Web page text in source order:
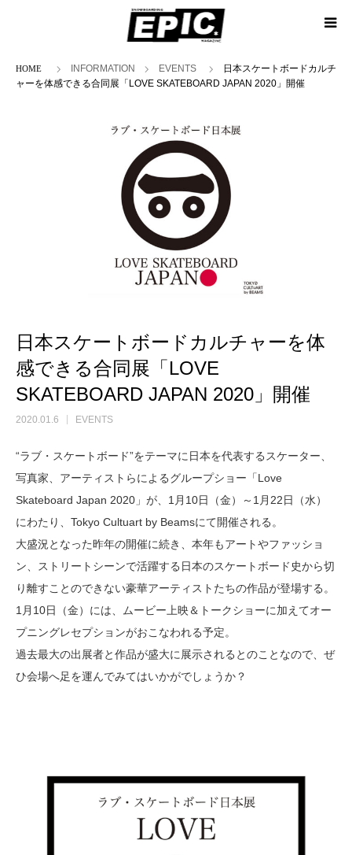
ホームINFORMATION EVENTS
日本スケートボードカルチ
ャーを体感できる合同展「LOVE SKATEBOARD JAPAN 2020」開催
日本スケートボードカルチャーを体
感できる合同展「LOVE
SKATEBOARD JAPAN 2020」開催
2020.01.6 EVENTS
“ラブ・スケートボード”をテーマに日本を代表するスケーター、
写真家、アーティストらによるグループショー「Love
Skateboard Japan 2020」が、1月10日（金）～1月22日（水）
にわたり、Tokyo Cultuart by Beamsにて開催される。
大盛況となった昨年の開催に続き、本年もアートやファッショ
ン、ストリートシーンで活躍する日本のスケートボード史から切
り離すことのできない豪華アーティストたちの作品が登場する。
1月10日（金）には、ムービー上映＆トークショーに加えてオー
プニングレセプションがおこなわれる予定。
過去最大の出展者と作品が盛大に展示されるとのことなので、ぜ
ひ会場へ足を運んでみてはいかがでしょうか？